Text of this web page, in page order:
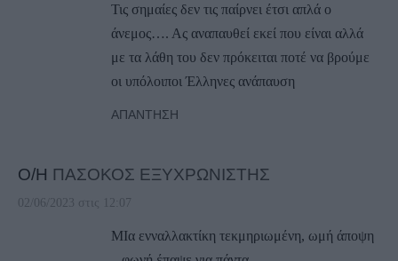
Τις σημαίες δεν τις παίρνει έτσι απλά ο
άνεμος…. Ας αναπαυθεί εκεί που είναι αλλά
με τα λάθη του δεν πρόκειται ποτέ να βρούμε
οι υπόλοιποι Έλληνες ανάπαυση
ΑΠΆΝΤΗΣΗ
Ο/Η ΠΑΣΟΚΟΣ ΕΞΥΧΡΩΝΙΣΤΗΣ
02/06/2023 στις 12:07
ΜΙα ενναλλακτίκη τεκμηριωμένη, ωμή άποψη